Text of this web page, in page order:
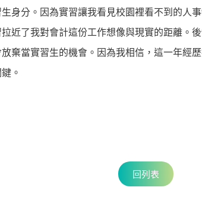
身分。因為實習讓我看見校園裡看不到的人
近了我對會計這份工作想像與現實的距離。
棄當實習生的機會。因為我相信，這一年經
。
回列表